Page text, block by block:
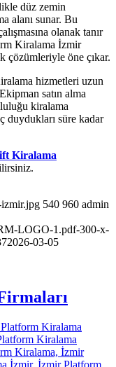
düz zemin
alanı sunar. Bu
olanak tanır
Kiralama İzmir
çözümleriyle öne çıkar.
hizmetleri uzun
satın alma
kiralama
duydukları süre kadar
Kiralama
540 960 admin
LOGO-1.pdf-300-x-
2026-03-05